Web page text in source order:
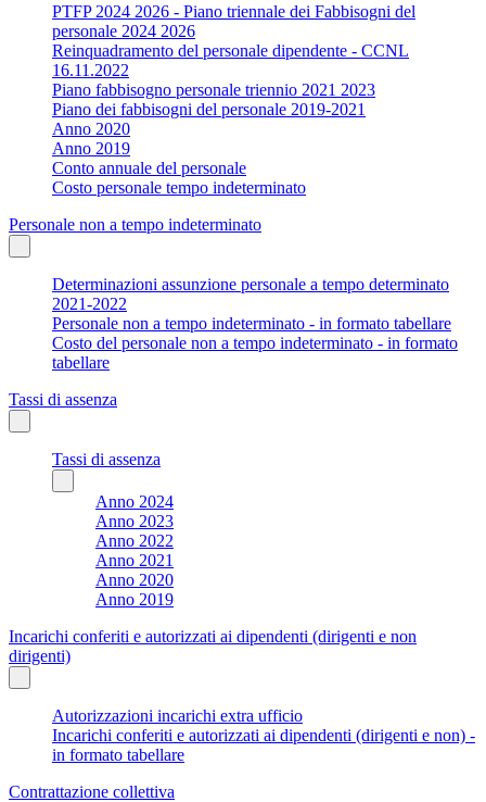
PTFP 2024 2026 - Piano triennale dei Fabbisogni del
personale 2024 2026
Reinquadramento del personale dipendente - CCNL
16.11.2022
Piano fabbisogno personale triennio 2021 2023
Piano dei fabbisogni del personale 2019-2021
Anno 2020
Anno 2019
Conto annuale del personale
Costo personale tempo indeterminato
Personale non a tempo indeterminato
Determinazioni assunzione personale a tempo determinato
2021-2022
Personale non a tempo indeterminato - in formato tabellare
Costo del personale non a tempo indeterminato - in formato
tabellare
Tassi di assenza
Tassi di assenza
Anno 2024
Anno 2023
Anno 2022
Anno 2021
Anno 2020
Anno 2019
Incarichi conferiti e autorizzati ai dipendenti (dirigenti e non
dirigenti)
Autorizzazioni incarichi extra ufficio
Incarichi conferiti e autorizzati ai dipendenti (dirigenti e non) -
in formato tabellare
Contrattazione collettiva